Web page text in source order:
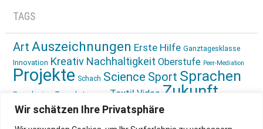
Wir schätzen Ihre Privatsphäre
TAGS
Art Auszeichnungen Erste Hilfe Ganztagesklasse
Innovation Kreativ Nachhaltigkeit Oberstufe Peer-Mediation
Projekte Schach Science Sport Sprachen
Sprachreise Tagesbetreuung Textil Video Zukunft
gestalten Ökologie